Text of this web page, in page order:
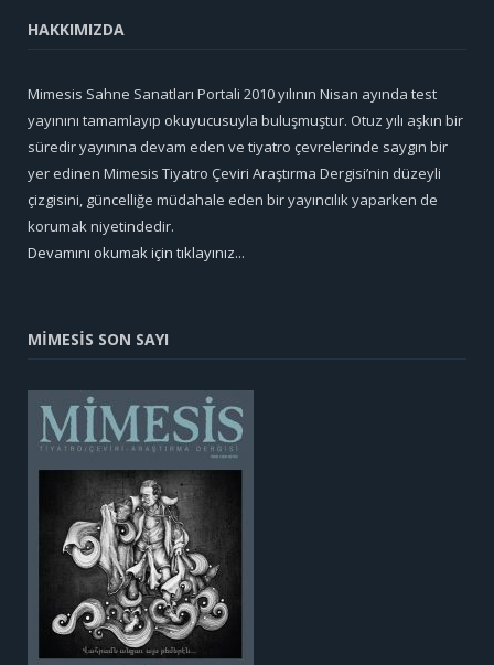
HAKKIMIZDA
Mimesis Sahne Sanatları Portali 2010 yılının Nisan ayında test
yayınını tamamlayıp okuyucusuyla buluşmuştur. Otuz yılı aşkın bir
süredir yayınına devam eden ve tiyatro çevrelerinde saygın bir
yer edinen Mimesis Tiyatro Çeviri Araştırma Dergisi’nin düzeyli
çizgisini, güncelliğe müdahale eden bir yayıncılık yaparken de
korumak niyetindedir.
Devamını okumak için tıklayınız...
MİMESİS SON SAYI